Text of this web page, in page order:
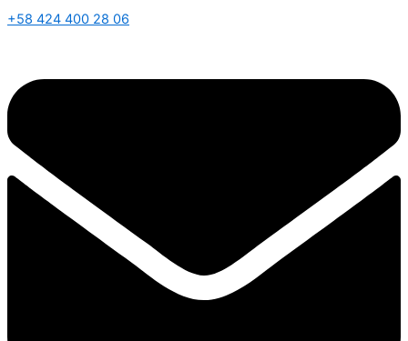
+58 424 400 28 06